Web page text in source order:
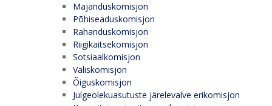
Majanduskomisjon
Põhiseaduskomisjon
Rahanduskomisjon
Riigikaitsekomisjon
Sotsiaalkomisjon
Väliskomisjon
Õiguskomisjon
Julgeolekuasutuste järelevalve erikomisjon